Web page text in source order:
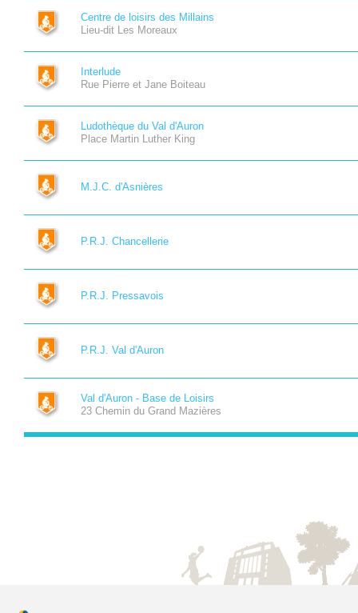
Centre de loisirs des Millains
Lieu-dit Les Moreaux
Interlude
Rue Pierre et Jane Boiteau
Ludothèque du Val d'Auron
Place Martin Luther King
M.J.C. d'Asnières
P.R.J. Chancellerie
P.R.J. Pressavois
P.R.J. Val d'Auron
Val d'Auron - Base de Loisirs
23 Chemin du Grand Mazières